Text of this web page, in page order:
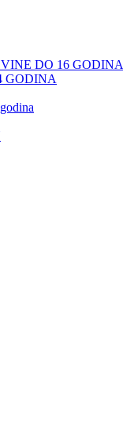
DO 16 GODINA
GODINA